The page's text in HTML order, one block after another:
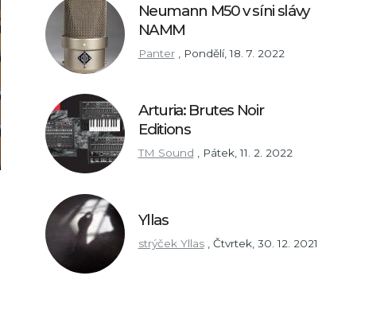
Neumann M50 v síni slávy
NAMM
Panter Pondělí, 18. 7. 2022
Arturia: Brutes Noir
Editions
TM Sound , Pátek, 11. 2. 2022
Yllas
strýček Yllas Čtvrtek, 30. 12. 2021